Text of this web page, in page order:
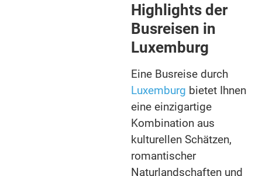
Highlights der
Busreisen in
Luxemburg
Eine Busreise durch
Luxemburg bietet Ihnen
eine einzigartige
Kombination aus
kulturellen Schätzen,
romantischer
Naturlandschaften und